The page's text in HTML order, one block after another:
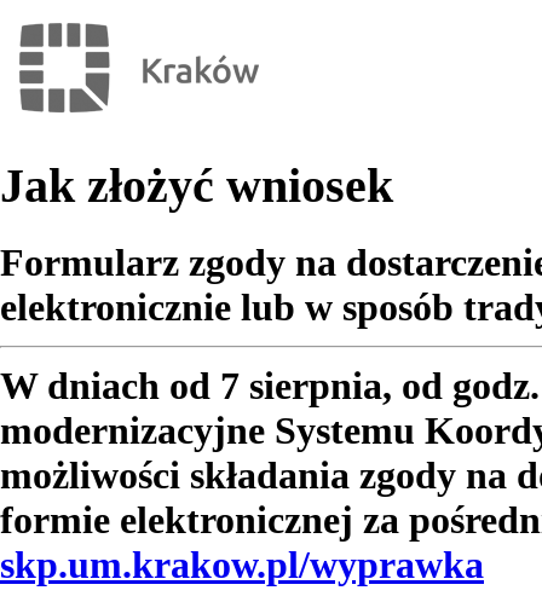
Jak złożyć wniosek
Formularz zgody na
elektronicznie lub w sposób
W dniach od 7 sierpnia, od
modernizacyjne Systemu
możliwości składania zgody
formie elektronicznej za
skp.um.krakow.pl/wyprawka